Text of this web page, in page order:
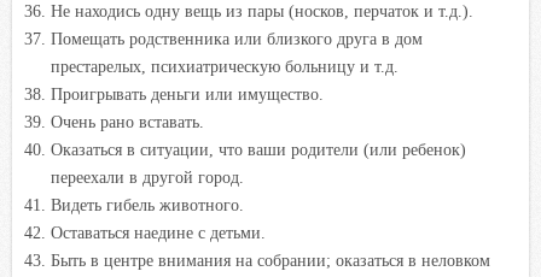
Не находись одну вещь из пары (носков, перчаток и т.д.).
Помещать родственника или близкого друга в дом
престарелых, психиатрическую больницу и т.д.
Проигрывать деньги или имущество.
Очень рано вставать.
Оказаться в ситуации, что ваши родители (или ребенок)
переехали в другой город.
Видеть гибель животного.
Оставаться наедине с детьми.
Быть в центре внимания на собрании; оказаться в неловком